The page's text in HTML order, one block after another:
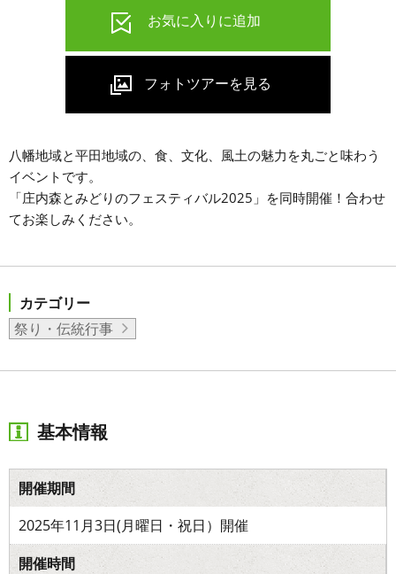
八幡地域と平田地域の、食、文化、風土の魅力を丸ごと味わう
イベントです。
「庄内森とみどりのフェスティバル2025」を同時開催！合わせ
てお楽しみください。
カテゴリー
祭り・伝統行事
基本情報
開催期間
2025年11月3日(月曜日・祝日）開催
開催時間